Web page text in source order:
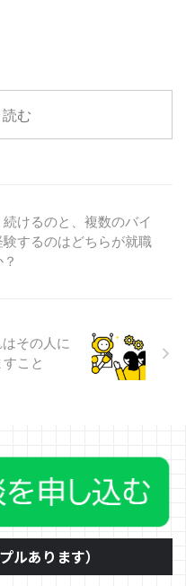
む
けるのと、複数のバイ
験するのはどちらが就職
その人に
こと
ルあります）